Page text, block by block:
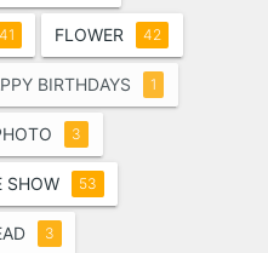
41 FLOWER 42
BIRTHDAYS 1
3
SHOW 53
3